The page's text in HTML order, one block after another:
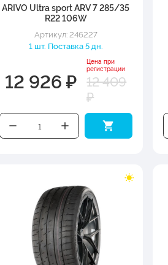
ARIVO Ultra sport ARV 7 285/35
R22 106W
Артикул: 246227
1 шт. Поставка 5 дн.
12 926 ₽
Цена при
регистрации
12 409
₽